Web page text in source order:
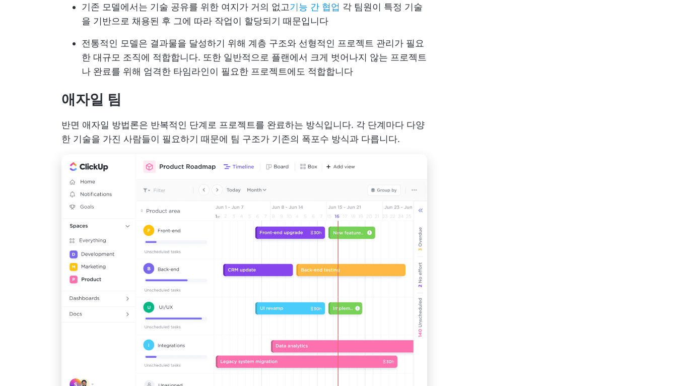
기존 모델에서는 기술 공유를 위한 여지가 거의 없고기능 간 협업 각 팀원이 특정 기술
을 기반으로 채용된 후 그에 따라 작업이 할당되기 때문입니다
전통적인 모델은 결과물을 달성하기 위해 계층 구조와 선형적인 프로젝트 관리가 필요
한 대규모 조직에 적합합니다. 또한 일반적으로 플랜에서 크게 벗어나지 않는 프로젝트
나 완료를 위해 엄격한 타임라인이 필요한 프로젝트에도 적합합니다
애자일 팀
반면 애자일 방법론은 반복적인 단계로 프로젝트를 완료하는 방식입니다. 각 단계마다 다양
한 기술을 가진 사람들이 필요하기 때문에 팀 구조가 기존의 폭포수 방식과 다릅니다.